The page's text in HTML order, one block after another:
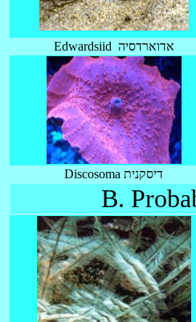
Edwardsiid אדוארדסיה
Discosoma דיסקנית
B.